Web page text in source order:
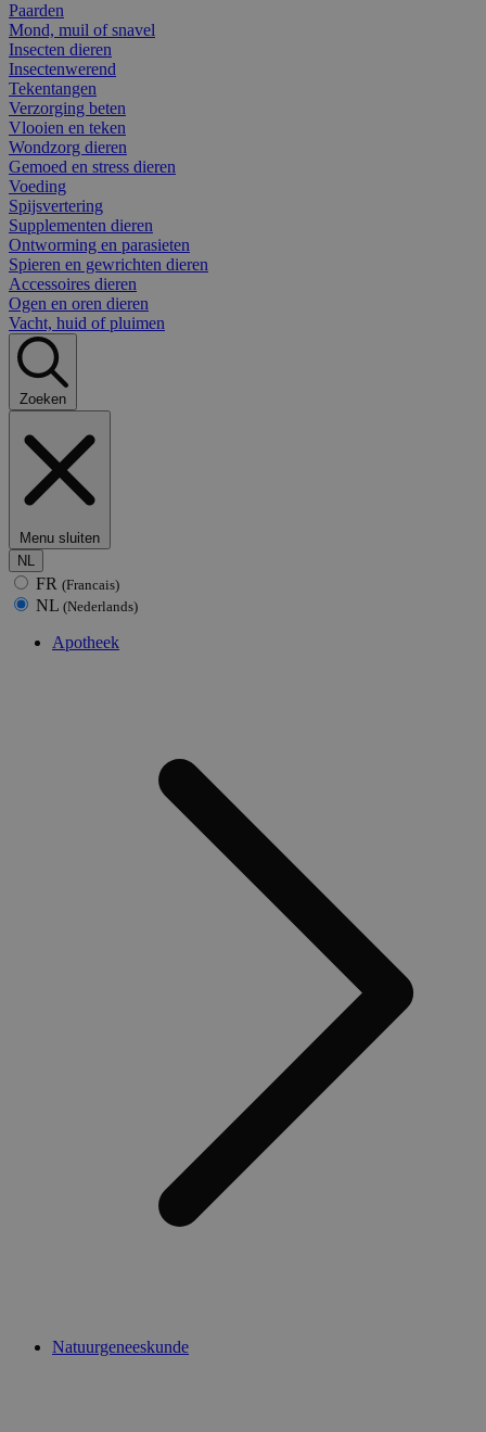
Paarden
Mond, muil of snavel
Insecten dieren
Insectenwerend
Tekentangen
Verzorging beten
Vlooien en teken
Wondzorg dieren
Gemoed en stress dieren
Voeding
Spijsvertering
Supplementen dieren
Ontworming en parasieten
Spieren en gewrichten dieren
Accessoires dieren
Ogen en oren dieren
Vacht, huid of pluimen
Zoeken
Menu sluiten
NL
FR (Francais)
NL (Nederlands)
Apotheek
Natuurgeneeskunde